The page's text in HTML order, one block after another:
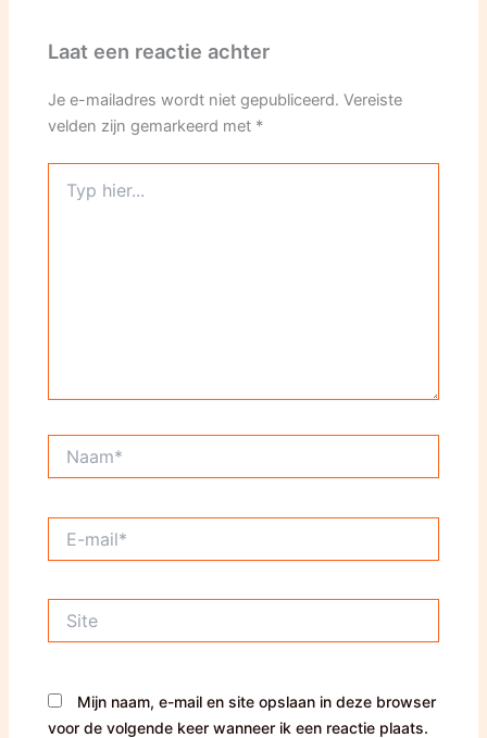
Laat een reactie achter
Je e-mailadres wordt niet gepubliceerd. Vereiste
velden zijn gemarkeerd met *
hier...
mail*
Mijn naam, e-mail en site opslaan in deze browser
voor de volgende keer wanneer ik een reactie plaats.